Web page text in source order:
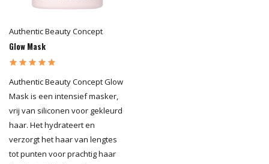
Authentic Beauty Concept
Glow Mask
Authentic Beauty Concept Glow
Mask is een intensief masker,
vrij van siliconen voor gekleurd
haar. Het hydrateert en
verzorgt het haar van lengtes
tot punten voor prachtig haar